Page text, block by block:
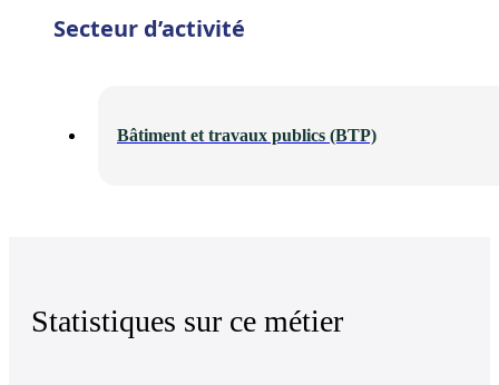
Secteur d’activité
Bâtiment et travaux publics (BTP)
Statistiques sur ce métier